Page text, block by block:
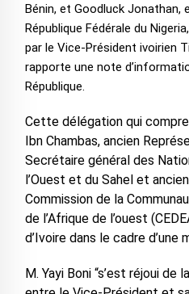
Bénin, et Goodluck Jonathan,
République Fédérale du
par le Vice-Président ivoirien
rapporte une note
République.
Cette délégation qui
Ibn Chambas, ancien
Secrétaire général des
l’Ouest et du Sahel et
Commission de la
de l’Afrique de l’ouest
d’Ivoire dans le cadre d’une
M. Yayi Boni “s’est réjoui de